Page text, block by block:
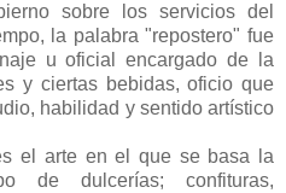
sobre los servicios del
la palabra "repostero" fue
u oficial encargado de la
y ciertas bebidas, oficio que
habilidad y sentido artístico
el arte en el que se basa la
de dulcerías; confituras,